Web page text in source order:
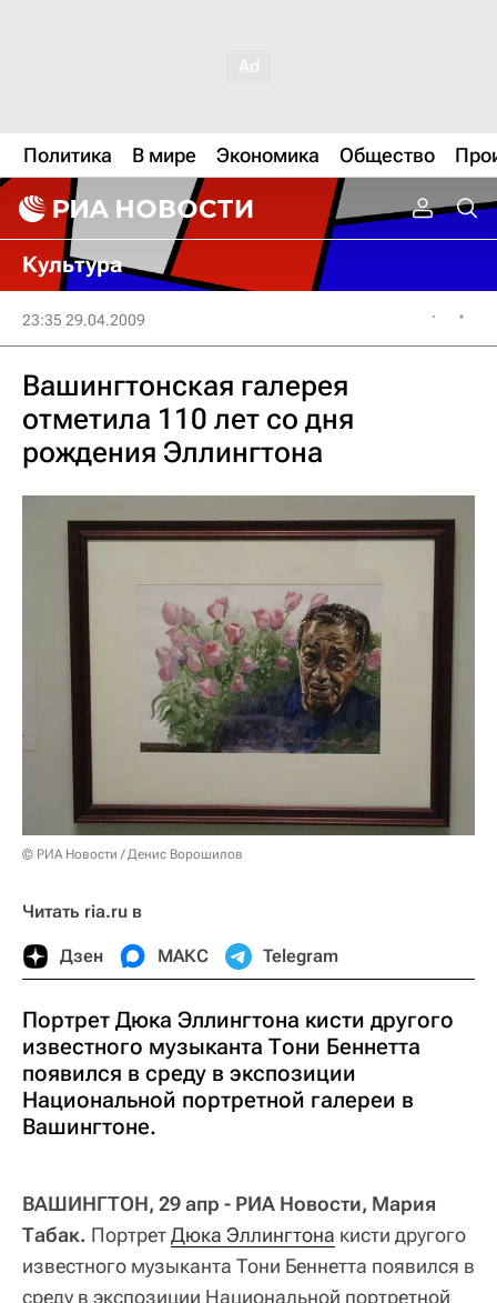
Политика В мире Экономика Общество
Культура
23:35 29.04.2009
Вашингтонская галерея
отметила 110 лет со дня
рождения Эллингтона
© РИА Новости / Денис Ворошилов
Читать ria.ru в
Дзен МАКС Telegram
Портрет Дюка Эллингтона кисти другого
известного музыканта Тони Беннетта
появился в среду в экспозиции
Национальной портретной галереи в
Вашингтоне.
ВАШИНГТОН, 29 апр - РИА Новости, Мария
Табак. ПортретДюка Эллингтона кисти другого
известного музыканта Тони Беннетта появился в
среду в экспозиции Национальной портретной